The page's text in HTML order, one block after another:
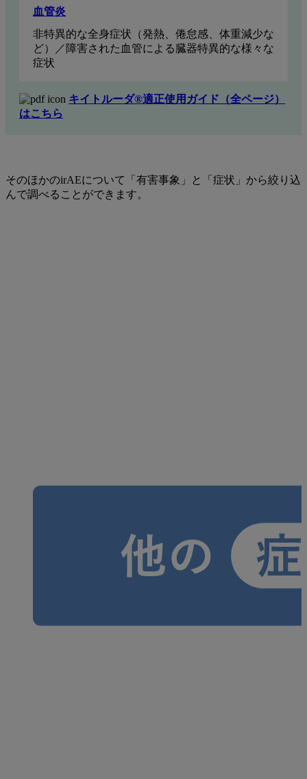
血管炎
非特異的な全身症状（発熱、倦怠感、体重減少な
ど）／障害された血管による臓器特異的な様々な
症状
キイトルーダ®適正使用ガイド（全ページ）
はこちら
そのほかのirAEについて「有害事象」と「症状」から絞り込
んで調べることができます。